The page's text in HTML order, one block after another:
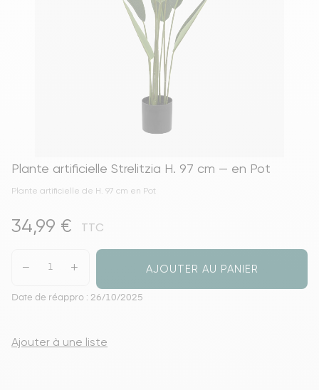
Plante artificielle Strelitzia H. 97 cm — en Pot
Plante artificielle de H. 97 cm en Pot
34,99 € TTC
AJOUTER AU PANIER
Date de réappro : 26/10/2025
Ajouter à une liste